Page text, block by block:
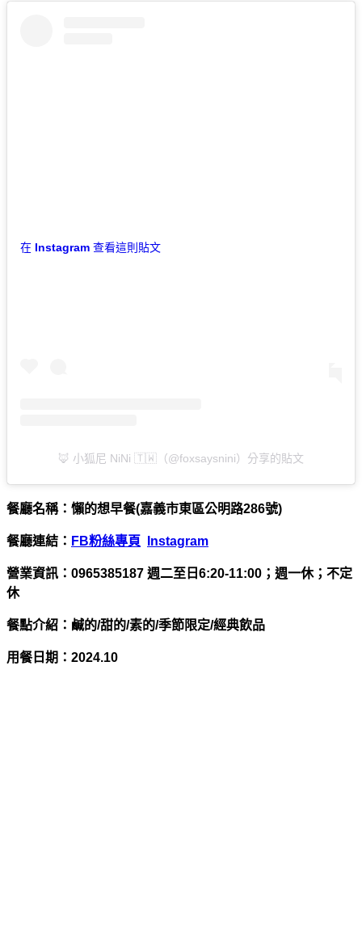
在 Instagram 查看這則貼文
🦊 小狐尼 NiNi 🇹🇼（@foxsaysnini）分享的貼文
餐廳名稱：懶的想早餐(嘉義市東區公明路286號)
餐廳連結： FB粉絲專頁 Instagram
營業資訊：0965385187 週二至日6:20-11:00；週一休；不定
休
餐點介紹：鹹的/甜的/素的/季節限定/經典飲品
用餐日期： 2024.10